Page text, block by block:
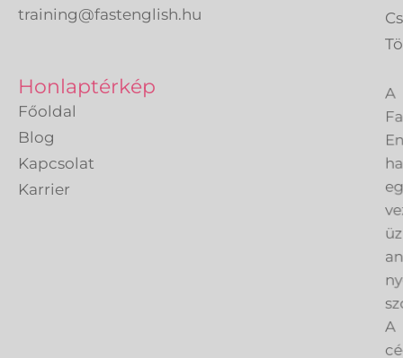
training@fastenglish.hu
Honlaptérkép
Főoldal
Blog
Kapcsolat
Karrier
A